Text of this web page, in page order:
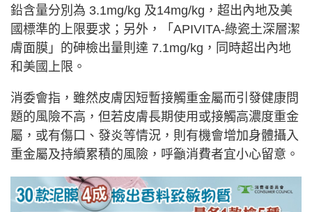
鉛含量分別為 3.1mg/kg 及14mg/kg，超出內地及美
國標準的上限要求；另外，「APIVITA-綠瓷土深層潔
膚面膜」的砷檢出量則達 7.1mg/kg，同時超出內地
和美國上限。
消委會指，雖然皮膚因短暫接觸重金屬而引發健康問
題的風險不高，但若皮膚長期使用或接觸高濃度重金
屬，或有傷口、發炎等情況，則有機會增加身體攝入
重金屬及持續累積的風險，呼籲消費者宜小心留意。